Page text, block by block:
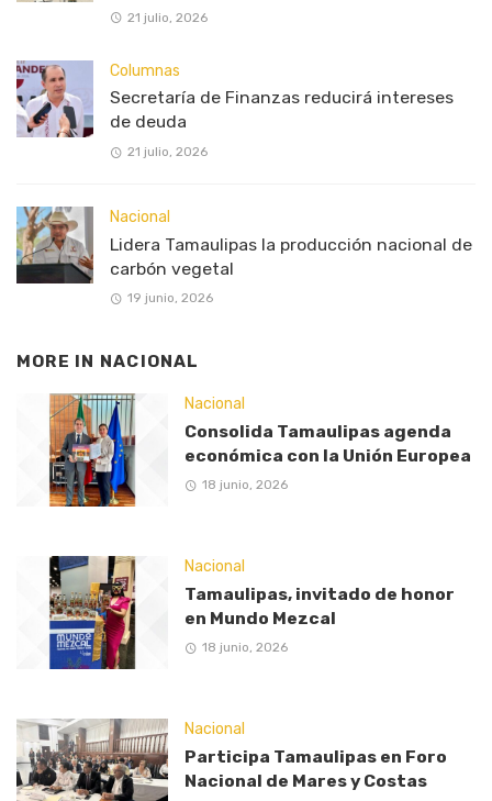
21 julio, 2026
Columnas
Secretaría de Finanzas reducirá intereses
de deuda
21 julio, 2026
Nacional
Lidera Tamaulipas la producción nacional de
carbón vegetal
19 junio, 2026
MORE IN NACIONAL
Nacional
Consolida Tamaulipas agenda
económica con la Unión Europea
18 junio, 2026
Nacional
Tamaulipas, invitado de honor
en Mundo Mezcal
18 junio, 2026
Nacional
Participa Tamaulipas en Foro
Nacional de Mares y Costas